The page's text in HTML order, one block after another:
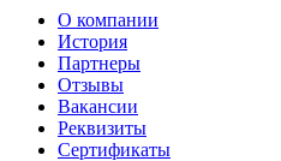
О компании
История
Партнеры
Отзывы
Вакансии
Реквизиты
Сертификаты